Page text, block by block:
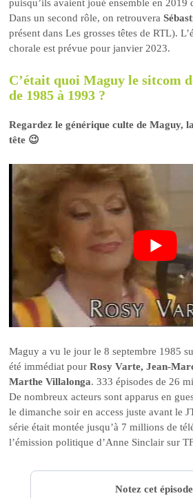
puisqu’ils avaient joué ensemble en 2019
Dans un second rôle, on retrouvera
présent dans Les grosses têtes de RTL).
chorale est prévue pour janvier 2023.
C’était quoi Maguy le sitcom
de 1985 à 1993 ?
Regardez le générique culte de Maguy,
tête 😉
Maguy a vu le jour le 8 septembre 1985
été immédiat pourRosy Varte, Jean-
Marthe Villalonga. 333 épisodes de 26
De nombreux acteurs sont apparus en
le dimanche soir en access juste avant le
série était montée jusqu’à 7 millions de
l’émission politique d’Anne Sinclair sur
Notez cet épisode